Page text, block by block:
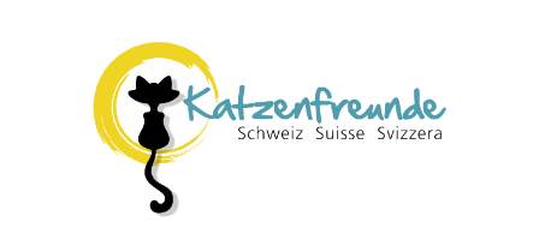
NEWS
VERMITTLUNG
INTERESSANTES